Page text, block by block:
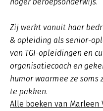
Zij werkt vanuit haar
& opleiding als senior-
van TGI-opleidingen en
organisatiecoach en
humor waarmee ze soms
te pakken.
Alle boeken van Marleen